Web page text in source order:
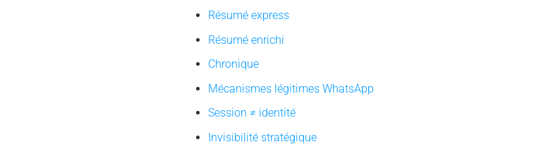
Résumé express
Résumé enrichi
Chronique
Mécanismes légitimes WhatsApp
Session ≠ identité
Invisibilité stratégique